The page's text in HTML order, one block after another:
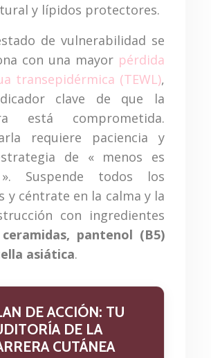
y lípidos protectores.
de vulnerabilidad se
con una mayor pérdida
transepidérmica (TEWL),
clave de que la
está comprometida.
requiere paciencia y
de « menos es
Suspende todos los
y céntrate en la calma y la
con ingredientes
ceramidas, pantenol (B5)
asiática.
DE ACCIÓN: TU
DE LA
CUTÁNEA